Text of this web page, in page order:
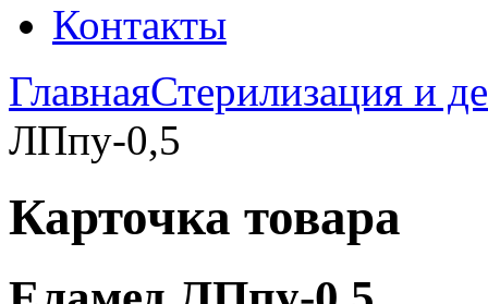
Контакты
ГлавнаяСтерилизация и
ЛПпу-0,5
Карточка товара